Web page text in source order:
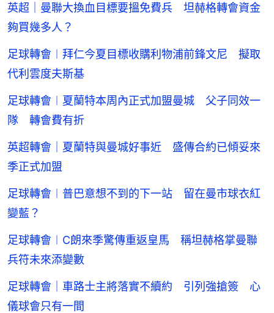
英超｜曼聯大換血目標要搵免費兵 坦赫格轉會資金
夠買幾多人？
足球轉會︱拜仁今夏目標收購利物浦前鋒文尼 擬取
代利雲度夫斯基
足球轉會︱夏蘭特本周內正式加盟曼城 父子同效一
隊 轉會費有折
英超轉會｜夏蘭特與曼城好事近 盛傳合約已傾妥來
季正式加盟
足球轉會︱普巴意想不到的下一站 留在曼市球衣紅
變藍？
足球轉會︱C朗來季驚傳重返皇馬 稱坦赫格掌曼聯
兵符未來添變數
足球轉會｜車路士主將落實不續約 引列強搶簽 心
儀球會只有一間